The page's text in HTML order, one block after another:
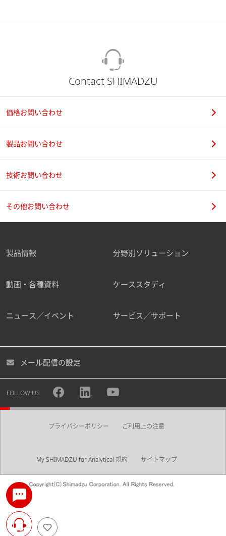
Contact SHIMADZU
価格お問い合わせ
製品お問い合わせ
技術お問い合わせ
その他お問い合わせ
製品情報 分野別ソリューション
動画・各種資料 ケーススタディ
ニュース／イベント サービス／サポート
メール配信の設定
FOLLOW US
プライバシーポリシー ご利用上の注意
My SHIMADZU for Analytical 規約 サイトマップ